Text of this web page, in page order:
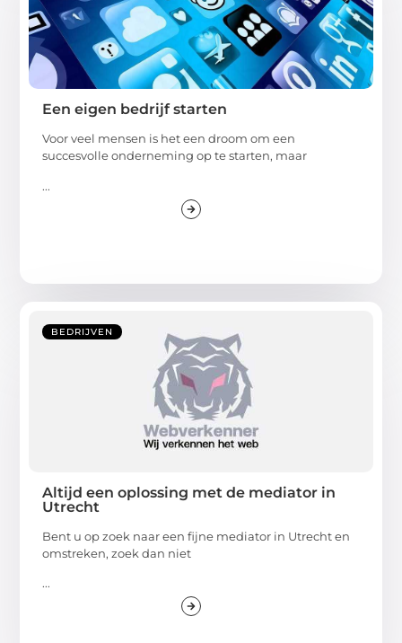
Een eigen bedrijf starten
Voor veel mensen is het een droom om een
succesvolle onderneming op te starten, maar
...
BEDRIJVEN
Altijd een oplossing met de mediator in
Utrecht
Bent u op zoek naar een fijne mediator in Utrecht en
omstreken, zoek dan niet
...